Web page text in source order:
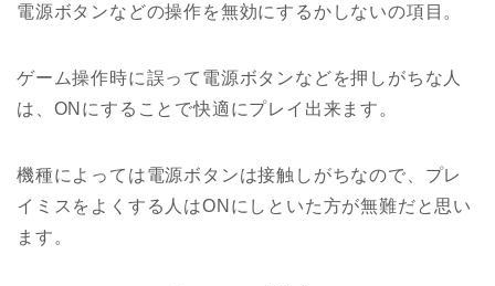
電源ボタンなどの操作を無効にするかしないの項目。
ゲーム操作時に誤って電源ボタンなどを押しがちな人
は、ONにすることで快適にプレイ出来ます。
機種によっては電源ボタンは接触しがちなので、プレ
イミスをよくする人はONにしといた方が無難だと思い
ます。